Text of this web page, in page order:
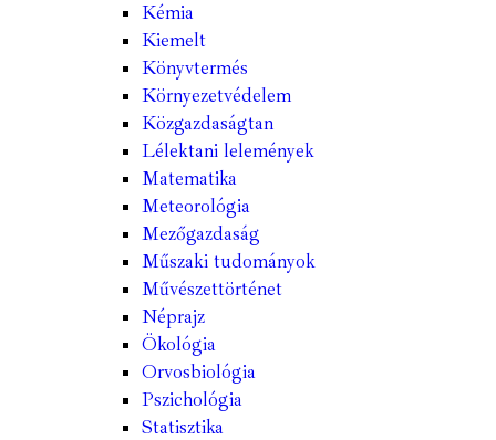
Kémia
Kiemelt
Könyvtermés
Környezetvédelem
Közgazdaságtan
Lélektani lelemények
Matematika
Meteorológia
Mezőgazdaság
Műszaki tudományok
Művészettörténet
Néprajz
Ökológia
Orvosbiológia
Pszichológia
Statisztika